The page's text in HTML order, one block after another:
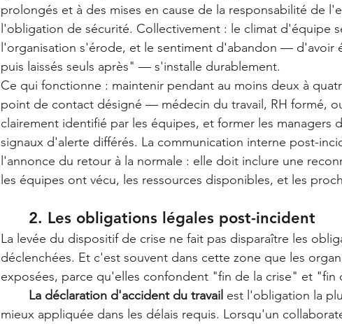
prolongés et à des mises en cause de la responsabilité de
l'obligation de sécurité. Collectivement : le climat d'équipe
l'organisation s'érode, et le sentiment d'abandon — d'avoir
puis laissés seuls après" — s'installe durablement.
Ce qui fonctionne : maintenir pendant au moins deux à
point de contact désigné — médecin du travail, RH formé,
clairement identifié par les équipes, et former les managers
signaux d'alerte différés. La communication interne post-
l'annonce du retour à la normale : elle doit inclure une
les équipes ont vécu, les ressources disponibles, et les
	2. Les obligations légales post-incident
La levée du dispositif de crise ne fait pas disparaître les
déclenchées. Et c'est souvent dans cette zone que les
exposées, parce qu'elles confondent "fin de la crise" et "fin
	La déclaration d'accident du travail
est l'obligation la
mieux appliquée dans les délais requis. Lorsqu'un